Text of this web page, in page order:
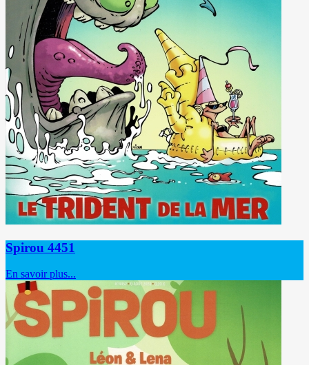
Spirou 4451
En savoir plus...